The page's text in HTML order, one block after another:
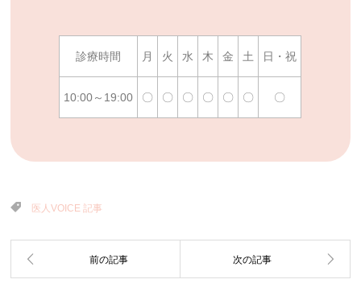
診療時間 月 火 水 木 金 土 日・祝
10:00～19:00 〇 〇 〇 〇 〇 〇 〇
医人VOICE 記事